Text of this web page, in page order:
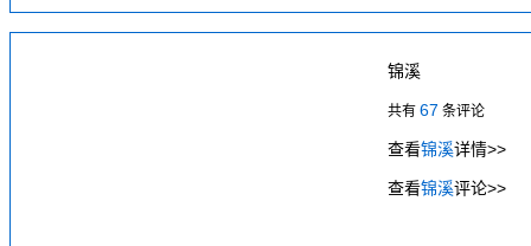
锦溪
共有 67 条评论
查看锦溪详情>>
查看锦溪评论>>